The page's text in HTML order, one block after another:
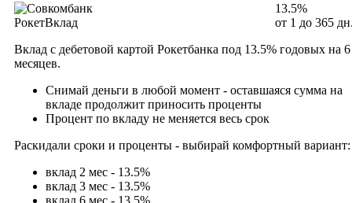
РокетВклад
13.5%
от 1 до 365
Вклад с дебетовой картой Рокетбанка под 13.5% годовых на 6
месяцев.
Снимай деньги в любой момент - оставшаяся сумма на
вкладе продолжит приносить проценты
Процент по вкладу не меняется весь срок
Раскидали сроки и проценты - выбирай комфортный вариант:
вклад 2 мес - 13.5%
вклад 3 мес - 13.5%
вклад 6 мес - 13.5%